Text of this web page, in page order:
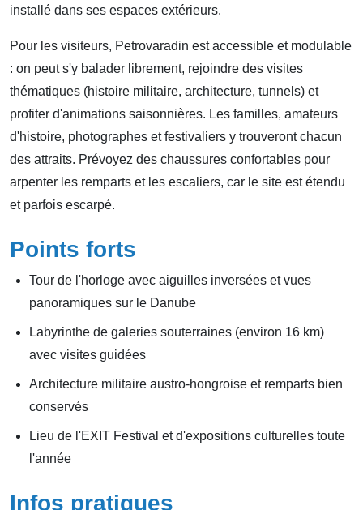
installé dans ses espaces extérieurs.
Pour les visiteurs, Petrovaradin est accessible et modulable
: on peut s'y balader librement, rejoindre des visites
thématiques (histoire militaire, architecture, tunnels) et
profiter d'animations saisonnières. Les familles, amateurs
d'histoire, photographes et festivaliers y trouveront chacun
des attraits. Prévoyez des chaussures confortables pour
arpenter les remparts et les escaliers, car le site est étendu
et parfois escarpé.
Points forts
Tour de l'horloge avec aiguilles inversées et vues
panoramiques sur le Danube
Labyrinthe de galeries souterraines (environ 16 km)
avec visites guidées
Architecture militaire austro-hongroise et remparts bien
conservés
Lieu de l'EXIT Festival et d'expositions culturelles toute
l'année
Infos pratiques